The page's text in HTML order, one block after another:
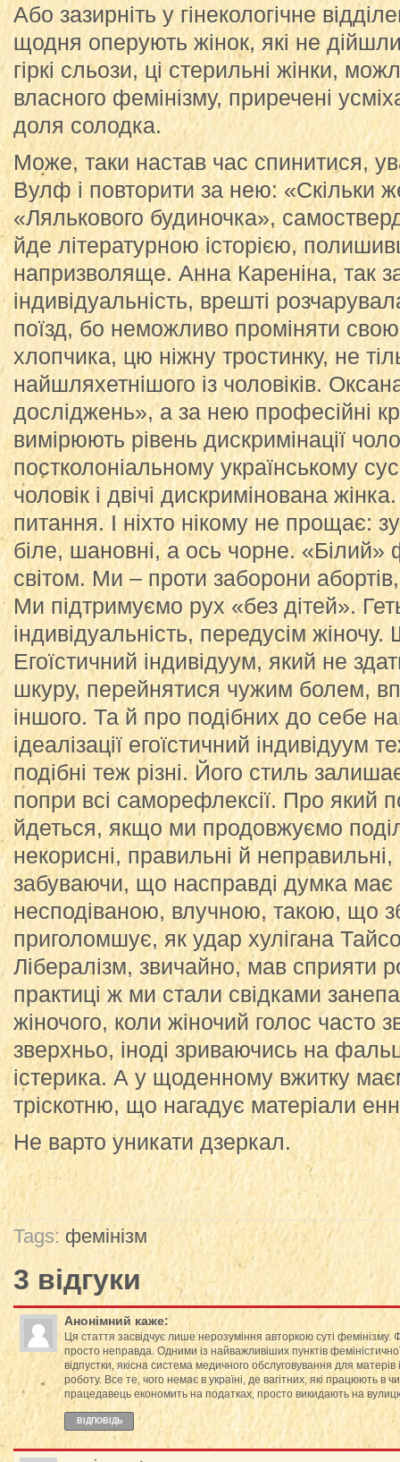
Або зазирніть у гінекологічне
щодня оперують жінок, які не
гіркі сльози, ці стерильні жінки,
власного фемінізму, приречені
доля солодка.
Може, таки настав час спинитися,
Вулф і повторити за нею: «Скільки
«Лялькового будиночка»,
йде літературною історією,
напризволяще. Анна Кареніна, так
індивідуальність, врешті
поїзд, бо неможливо проміняти
хлопчика, цю ніжну тростинку, не
найшляхетнішого із чоловіків.
досліджень», а за нею професійні
вимірюють рівень дискримінації
постколоніальному українському
чоловік і двічі дискримінована
питання. І ніхто нікому не прощає:
біле, шановні, а ось чорне. «Білий»
світом. Ми – проти заборони
Ми підтримуємо рух «без дітей».
індивідуальність, передусім
Егоїстичний індивідуум, який не
шкуру, перейнятися чужим болем,
іншого. Та й про подібних до себе
ідеалізації егоїстичний
подібні теж різні. Його стиль
попри всі саморефлексії. Про який
йдеться, якщо ми продовжуємо
некорисні, правильні й
забуваючи, що насправді думка має
несподіваною, влучною, такою, що
приголомшує, як удар хулігана
Лібералізм, звичайно, мав сприяти
практиці ж ми стали свідками
жіночого, коли жіночий голос часто
зверхньо, іноді зриваючись на
істерика. А у щоденному вжитку
тріскотню, що нагадує матеріали
Не варто уникати дзеркал.
Tags: фемінізм
3 відгуки
Анонімний каже:
Ця стаття засвідчує лише нерозуміння авторкою суті фемінізму.
просто неправда. Одними із найважливіших пунктів
відпустки, якісна система медичного обслуговування для
роботу. Все те, чого немає в україні, де вагітних, які працюють в
працедавець економить на податках, просто викидають на
ВІДПОВІДЬ